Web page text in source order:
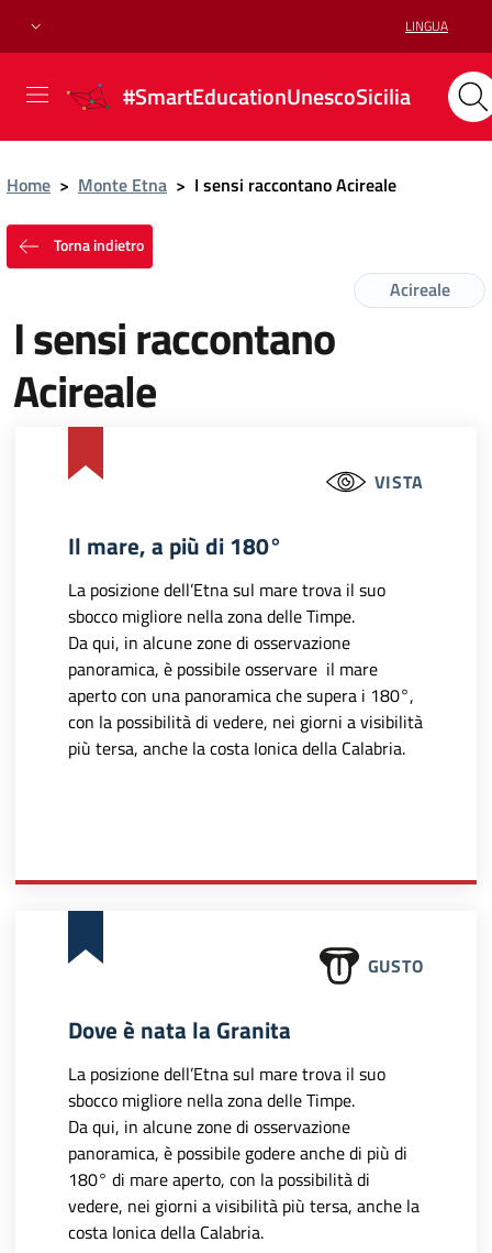
LINGUA
#SmartEducationUnescoSicilia
Home > Monte Etna > I sensi raccontano Acireale
Torna indietro
Acireale
I sensi raccontano
Acireale
VISTA
Il mare, a più di 180°
La posizione dell’Etna sul mare trova il suo
sbocco migliore nella zona delle Timpe.
Da qui, in alcune zone di osservazione
panoramica, è possibile osservare il mare
aperto con una panoramica che supera i 180°,
con la possibilità di vedere, nei giorni a visibilità
più tersa, anche la costa Ionica della Calabria.
GUSTO
Dove è nata la Granita
La posizione dell’Etna sul mare trova il suo
sbocco migliore nella zona delle Timpe.
Da qui, in alcune zone di osservazione
panoramica, è possibile godere anche di più di
180° di mare aperto, con la possibilità di
vedere, nei giorni a visibilità più tersa, anche la
costa Ionica della Calabria.